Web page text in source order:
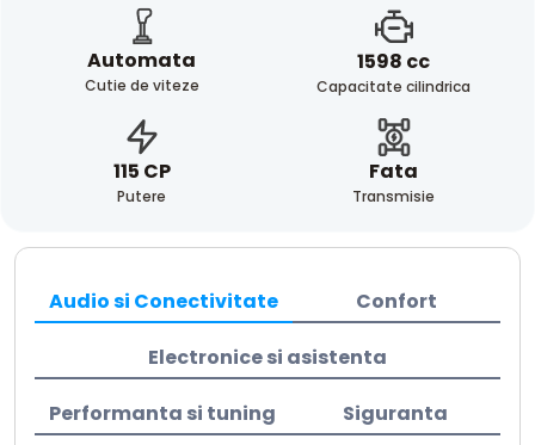
Automata
Cutie de viteze
1598 cc
Capacitate cilindrica
115 CP
Putere
Fata
Transmisie
Audio si Conectivitate Confort
Electronice si asistenta
Performanta si tuning Siguranta